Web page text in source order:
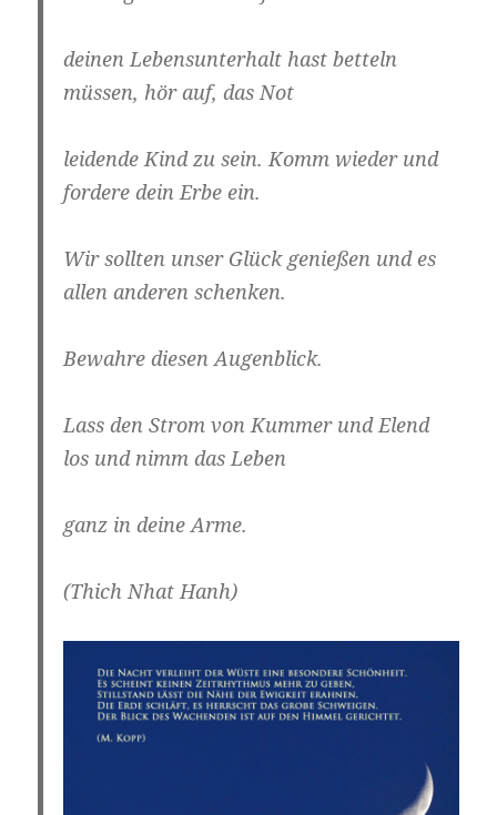
deinen Lebensunterhalt hast betteln
müssen, hör auf, das Not
leidende Kind zu sein. Komm wieder und
fordere dein Erbe ein.
Wir sollten unser Glück genießen und es
allen anderen schenken.
Bewahre diesen Augenblick.
Lass den Strom von Kummer und Elend
los und nimm das Leben
ganz in deine Arme.
(Thich Nhat Hanh)